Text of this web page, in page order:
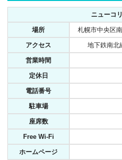
ニューコ
場所 札幌市中央区
アクセス 地下鉄南北
営業時間
定休日
電話番号
駐車場
座席数
Free Wi-Fi
ホームページ